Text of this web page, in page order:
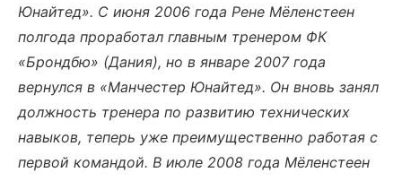
Юнайтед». С июня 2006 года Рене Мёленстеен
полгода проработал главным тренером ФК
«Брондбю» (Дания), но в январе 2007 года
вернулся в «Манчестер Юнайтед». Он вновь занял
должность тренера по развитию технических
навыков, теперь уже преимущественно работая с
первой командой. В июле 2008 года Мёленстеен